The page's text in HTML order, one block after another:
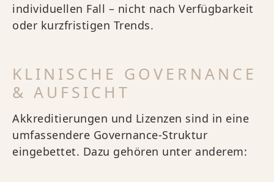
individuellen Fall – nicht nach Verfügbarkeit
oder kurzfristigen Trends.
KLINISCHE GOVERNANCE
& AUFSICHT
Akkreditierungen und Lizenzen sind in eine
umfassendere Governance-Struktur
eingebettet. Dazu gehören unter anderem: